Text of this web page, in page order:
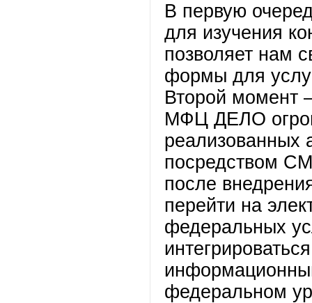
В первую
для изучения
позволяет нам
формы для
Второй момент
МФЦ ДЕЛО
реализованных
посредством
после
перейти на
федеральных
федеральном